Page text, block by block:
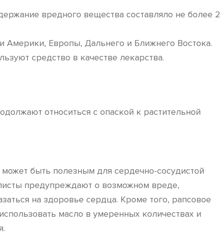
вредного вещества составляло не более 2
Америки, Европы, Дальнего и Ближнего Востока.
средство в качестве лекарства.
относиться с опаской к растительной
быть полезным для сердечно-сосудистой
предупреждают о возможном вреде,
на здоровье сердца. Кроме того, рапсовое
масло в умеренных количествах и